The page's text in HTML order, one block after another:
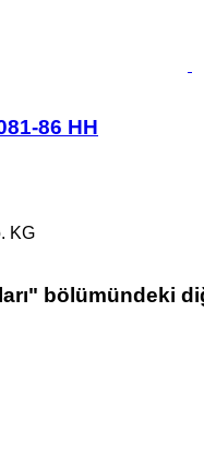
86 HH
KG
bölümündeki